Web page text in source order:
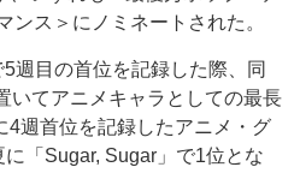
ンス＞にノミネートされた。
週目の首位を記録した際、同
いてアニメキャラとしての最長
4週首位を記録したアニメ・グ
「Sugar, Sugar」で1位とな